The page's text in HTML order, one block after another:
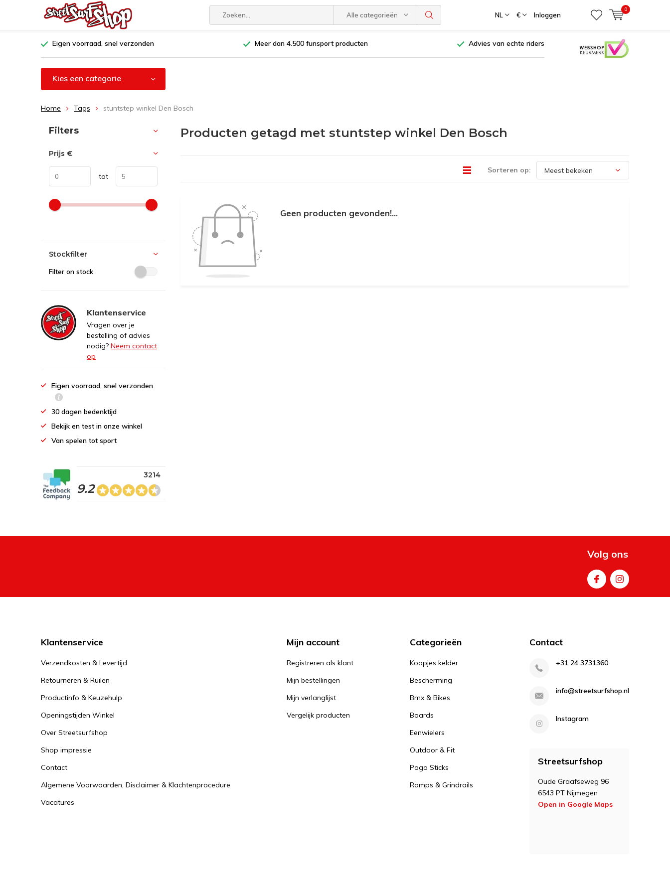
Alle categorieën NL € Inloggen
0
Eigen voorraad, snel verzonden Meer dan 4.500 funsport producten Advies van echte riders
Kies een categorie
Home Tags stuntstep winkel Den Bosch
Producten getagd met stuntstep winkel Den Bosch
Sorteren op:
Geen producten gevonden!...
Sorteren op:
Filters
Prijs €
tot
Stockfilter
Filter on stock
Klantenservice
Vragen over je
bestelling of advies
nodig? Neem contact
op
Eigen voorraad, snel verzonden
30 dagen bedenktijd
Bekijk en test in onze winkel
Van spelen tot sport
9.2
3214
Volg ons
Klantenservice
Verzendkosten & Levertijd
Retourneren & Ruilen
Productinfo & Keuzehulp
Openingstijden Winkel
Over Streetsurfshop
Shop impressie
Contact
Algemene Voorwaarden, Disclaimer & Klachtenprocedure
Vacatures
Mijn account
Registreren als klant
Mijn bestellingen
Mijn verlanglijst
Vergelijk producten
Categorieën
Koopjes kelder
Bescherming
Bmx & Bikes
Boards
Eenwielers
Outdoor & Fit
Pogo Sticks
Ramps & Grindrails
Contact
+31 24 3731360
info@streetsurfshop.nl
Instagram
Streetsurfshop
Oude Graafseweg 96
6543 PT Nijmegen
Open in Google Maps